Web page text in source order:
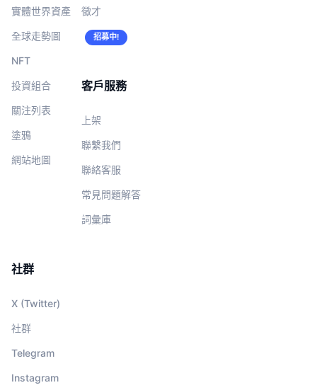
實體世界資產
全球走勢圖
NFT
投資組合
關注列表
塗鴉
網站地圖
徵才
招募中!
客戶服務
上架
聯繫我們
聯絡客服
常見問題解答
詞彙庫
社群
X (Twitter)
社群
Telegram
Instagram